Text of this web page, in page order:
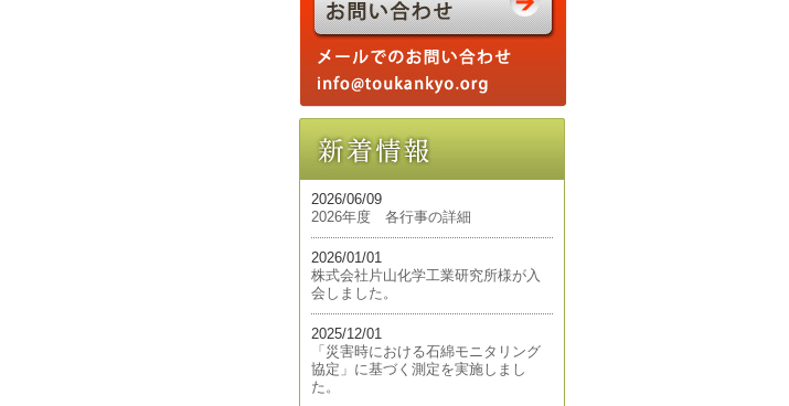
2026/06/09
2026年度 各行事の詳細
2026/01/01
株式会社片山化学工業研究所様が入
会しました。
2025/12/01
「災害時における石綿モニタリング
協定」に基づく測定を実施しまし
た。